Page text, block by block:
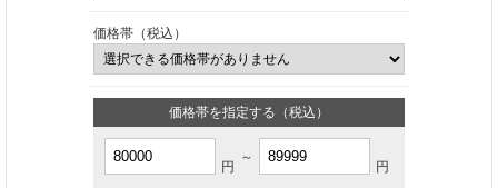
価格帯（税込）
価格帯を指定する（税込）
円
～
円